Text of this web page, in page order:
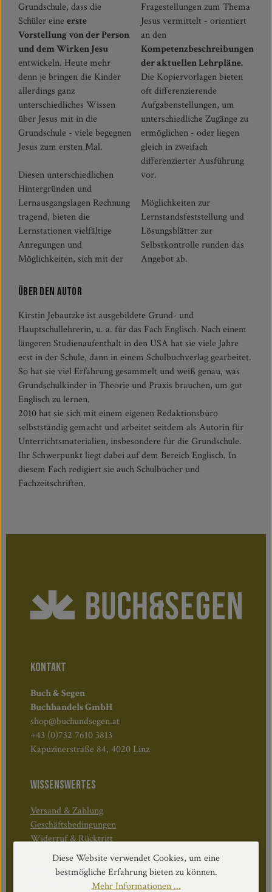
Grundschule, dass die
Schüler eineerste
Vorstellung von der Person
und dem Wirken Jesu
entwickeln. Heute mehr
denn je bringen die Kinder
allerdings ganz
unterschiedliches Wissen
über Jesus mit in die
Grundschule - viele begegnen
Jesus zum ersten Mal.
Diesen unterschiedlichen
Hintergründen und
Lernausgangslagen Rechnung
tragend, bieten die
Lernstationen vielfältige
Anregungen und
Möglichkeiten, sich mit der
Fragestellungen zum Thema
Jesus vermittelt - orientiert
an den
Kompetenzbeschreibungen
der aktuellen Lehrpläne.
Die Kopiervorlagen bieten
oft differenzierende
Aufgabenstellungen, um
unterschiedliche Zugänge zu
ermöglichen - oder liegen
gleich in zweifach
differenzierter Ausführung
vor.
Möglichkeiten zur
Lernstandsfeststellung und
Lösungsblätter zur
Selbstkontrolle runden das
Angebot ab.
Über den Autor
Kirstin Jebautzke ist ausgebildete Grund- und
Hauptschullehrerin, u. a. für das Fach Englisch. Nach einem
längeren Studienaufenthalt in den USA hat sie viele Jahre
erst in der Schule, dann in einem Schulbuchverlag gearbeitet.
So hat sie viel Erfahrung gesammelt und weiß genau, was
Grundschulkinder in Theorie und Praxis brauchen, um gut
Englisch zu lernen.
2010 hat sie sich mit einem eigenen Redaktionsbüro
selbstständig gemacht und arbeitet seitdem als Autorin für
Unterrichtsmaterialien, insbesondere für die Grundschule.
Ihr Schwerpunkt liegt dabei auf dem Bereich Englisch. In
diesem Fach redigiert sie auch Schulbücher und
Fachzeitschriften.
KONTAKT
Buch & Segen
Buchhandels GmbH
shop@buchundsegen.at
+43 (0)732 7610 3813
Kapuzinerstraße 84, 4020 Linz
WISSENSWERTES
Versand & Zahlung
Geschäftsbedingungen
Widerruf & Rücktritt
Öffnungszeiten:
Mo–Do: 08:30–17:00 Uhr
Diese Website verwendet Cookies, um eine
bestmögliche Erfahrung bieten zu können.
Mehr Informationen ...